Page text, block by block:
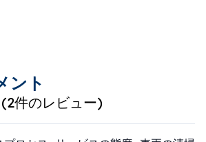
ント
(2件のレビュー)